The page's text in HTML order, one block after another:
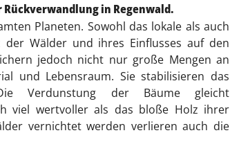
in Regenwald.
Planeten. Sowohl das lokale als auch
Wälder und ihres Einflusses auf den
jedoch nicht nur große Mengen an
und Lebensraum. Sie stabilisieren das
Verdunstung der Bäume gleicht
viel wertvoller als das bloße Holz ihrer
vernichtet werden verlieren auch die